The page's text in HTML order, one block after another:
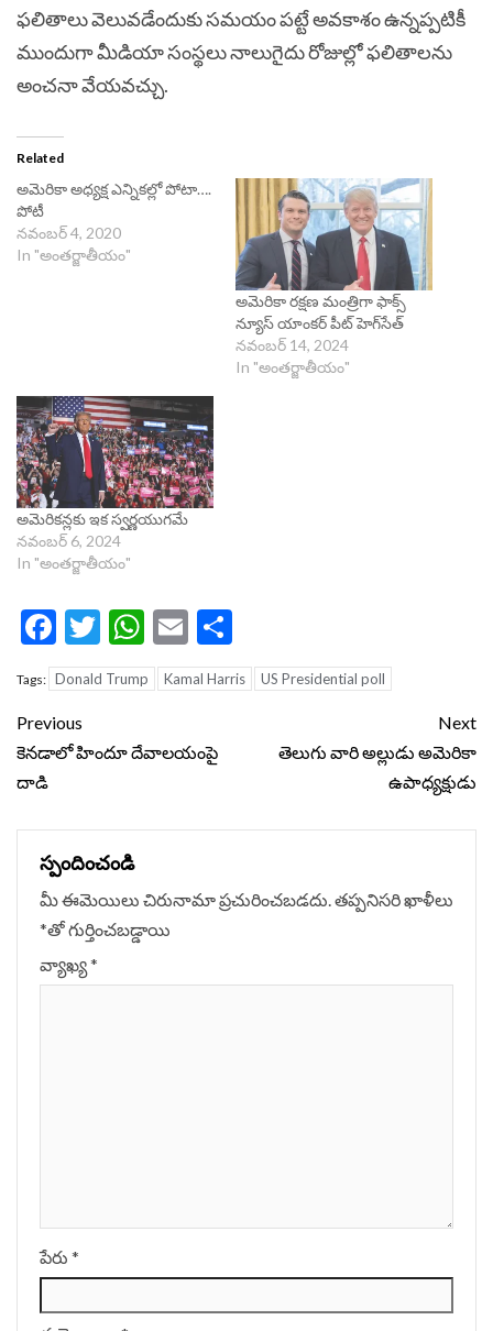
ఫలితాలు వెలువడేందుకు సమయం పట్టే అవకాశం ఉన్నప్పటికీ
ముందుగా మీడియా సంస్థలు నాలుగైదు రోజుల్లో ఫలితాలను
అంచనా వేయవచ్చు.
Related
అమెరికా అధ్యక్ష ఎన్నికల్లో పోటా….
పోటీ
నవంబర్ 4, 2020
In "అంతర్జాతీయం"
అమెరికా రక్షణ మంత్రిగా ఫాక్స్‌
న్యూస్‌ యాంకర్‌ పీట్‌ హెగ్‌సేత్‌
నవంబర్ 14, 2024
In "అంతర్జాతీయం"
అమెరికన్లకు ఇక స్వర్ణయుగమే
నవంబర్ 6, 2024
In "అంతర్జాతీయం"
Facebook
Twitter
WhatsApp
Email
Tags: Donald Trump Kamal Harris US Presidential poll
Continue
Reading
Previous
కెనడాలో హిందూ దేవాలయంపై
దాడి
Next
తెలుగు వారి అల్లుడు అమెరికా
ఉపాధ్యక్షుడు
స్పందించండి
మీ ఈమెయిలు చిరునామా ప్రచురించబడదు.తప్పనిసరి ఖాళీలు
*‌తో గుర్తించబడ్డాయి
వ్యాఖ్య*
పేరు *